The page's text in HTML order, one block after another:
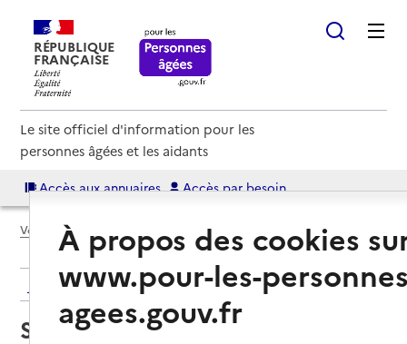
RÉPUBLIQUE
FRANÇAISE
Le site officiel d'information pour les
personnes âgées et les aidants
Accès aux annuaires Accès par besoin
Voir le fil d’Ariane
Retour aux résultats de l'annuaire
Service de soins infirmiers à
À propos des cookies
www.pour-les-
agees.gouv.fr